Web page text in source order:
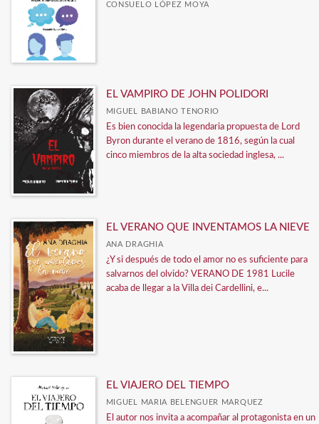
MUNYX EDITORIAL
MUNYX EDITORIAL
NPQ Editores
CATÁLOGOS PDF
Novedades 2026
CATÁLOGO COLEGIOS CURSO 2026-2027
SARGANTANA, ALETA Y DESFILADERO
Formulario de manuscritos
Ver todos... (7)
CONSUELO LÓPEZ MOYA
EL VAMPIRO DE JOHN POLIDORI
MIGUEL BABIANO TENORIO
Es bien conocida la legendaria propuesta de Lord
Byron durante el verano de 1816, según la cual
cinco miembros de la alta sociedad inglesa, ...
EL VERANO QUE INVENTAMOS LA NIEVE
ANA DRAGHIA
¿Y si después de todo el amor no es suficiente para
salvarnos del olvido? VERANO DE 1981 Lucile
acaba de llegar a la Villa dei Cardellini, e...
EL VIAJERO DEL TIEMPO
MIGUEL MARIA BELENGUER MARQUEZ
El autor nos invita a acompañar al protagonista en un